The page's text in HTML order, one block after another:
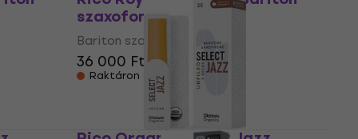
szaxofon nád
Bariton szaxofon nád
36 000 Ft
Raktáron a beszállítónál